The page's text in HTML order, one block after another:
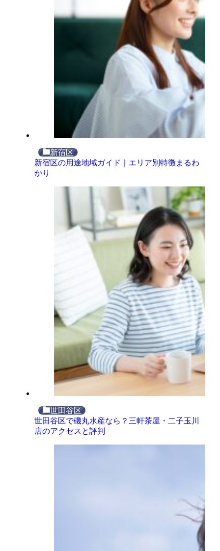
新宿区
新宿区の用途地域ガイド｜エリア別特徴まるわ
かり
世田谷区
世田谷区で磯丸水産なら？三軒茶屋・二子玉川
店のアクセスと評判